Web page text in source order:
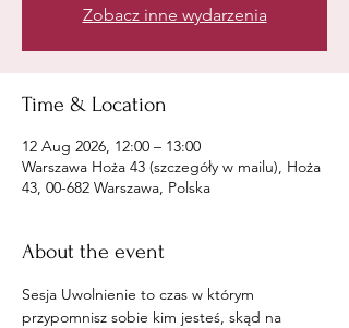
Zobacz inne wydarzenia
Time & Location
12 Aug 2026, 12:00 – 13:00
Warszawa Hoża 43 (szczegóły w mailu), Hoża
43, 00-682 Warszawa, Polska
About the event
Sesja Uwolnienie to czas w którym
przypomnisz sobie kim jesteś, skąd na